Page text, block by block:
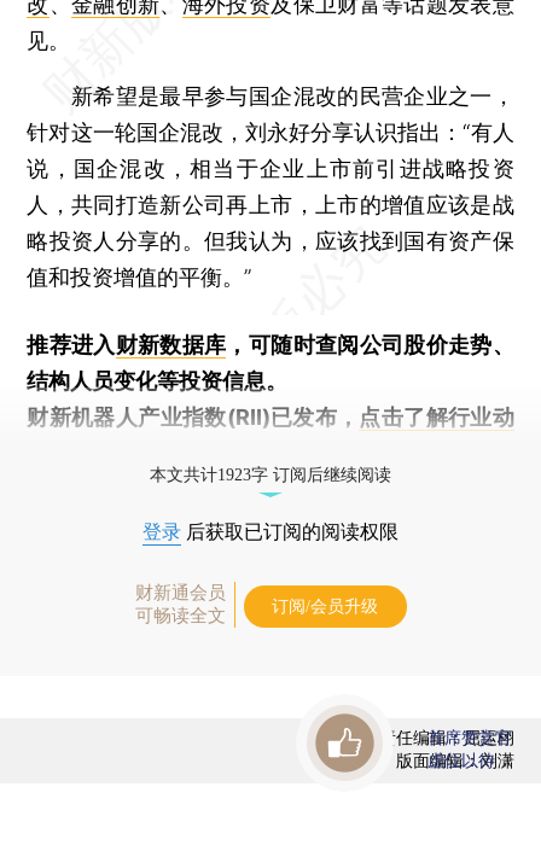
见。
新希望是最早参与国企混改的民营企业之一，
针对这一轮国企混改，刘永好分享认识指出：“有人
说，国企混改，相当于企业上市前引进战略投资
人，共同打造新公司再上市，上市的增值应该是战
略投资人分享的。但我认为，应该找到国有资产保
值和投资增值的平衡。”
推荐进入财新数据库 ，可随时查阅公司股价走势、
结构人员变化等投资信息。
财新机器人产业指数(RII)已发布， 点击了解行业动
本文共计1923字 订阅后继续阅读
登录 后获取已订阅的阅读权限
财新通会员
可畅读全文
订阅/会员升级
责任编辑：屈运栩
版面编辑：刘潇
首席赞赏官
虚位以待